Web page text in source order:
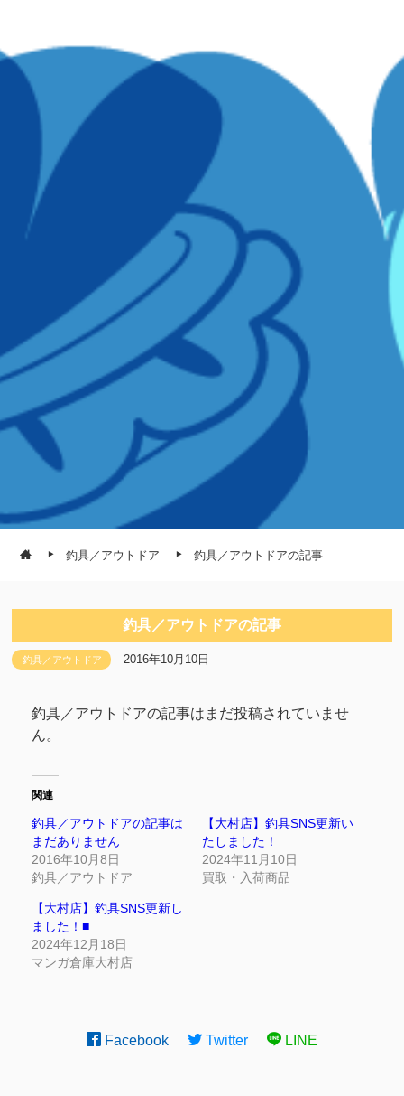
釣具／アウトドア 釣具／アウトドアの記事
釣具／アウトドアの記事
釣具／アウトドア 2016年10月10日
釣具／アウトドアの記事はまだ投稿されていませ
ん。
関連
釣具／アウトドアの記事は
まだありません
2016年10月8日
釣具／アウトドア
【大村店】釣具SNS更新い
たしました！
2024年11月10日
買取・入荷商品
【大村店】釣具SNS更新し
ました！■
2024年12月18日
マンガ倉庫大村店
Facebook Twitter LINE